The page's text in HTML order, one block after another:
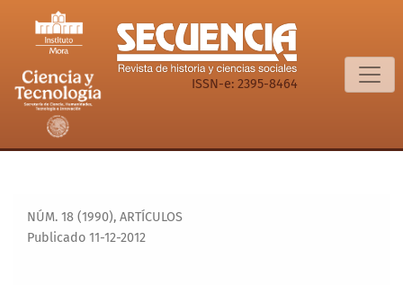
Comentario [Argentina, Brasil, Chile, Uruguay y Paraguay:
ISSN-e: 2395-8464
NÚM. 18 (1990), ARTÍCULOS
Publicado 11-12-2012